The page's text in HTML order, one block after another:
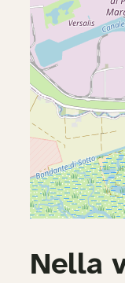
Nella